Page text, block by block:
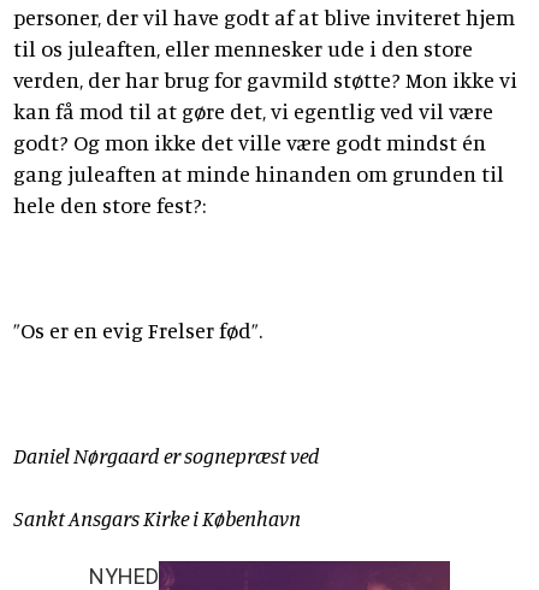
personer, der vil have godt af at blive inviteret hjem
til os juleaften, eller mennesker ude i den store
verden, der har brug for gavmild støtte? Mon ikke vi
kan få mod til at gøre det, vi egentlig ved vil være
godt? Og mon ikke det ville være godt mindst én
gang juleaften at minde hinanden om grunden til
hele den store fest?:
”Os er en evig Frelser fød”.
Daniel Nørgaard er sognepræst ved
Sankt Ansgars Kirke i København
NYHED